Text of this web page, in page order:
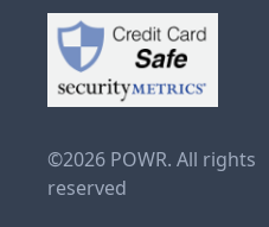
©2026 POWR. All rights
reserved